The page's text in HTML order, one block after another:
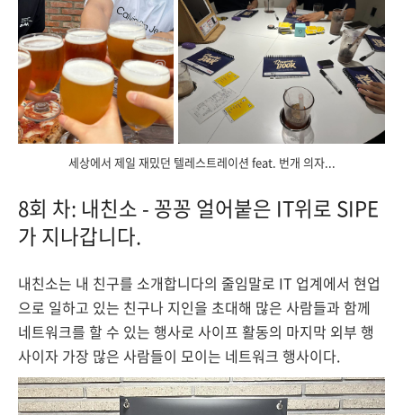
세상에서 제일 재밌던 텔레스트레이션 feat. 번개 의자...
8회 차: 내친소 - 꽁꽁 얼어붙은 IT위로 SIPE
가 지나갑니다.
내친소는 내 친구를 소개합니다의 줄임말로 IT 업계에서 현업
으로 일하고 있는 친구나 지인을 초대해 많은 사람들과 함께
네트워크를 할 수 있는 행사로 사이프 활동의 마지막 외부 행
사이자 가장 많은 사람들이 모이는 네트워크 행사이다.